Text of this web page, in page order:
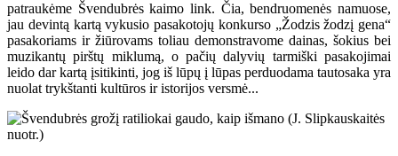
patraukėme Švendubrės kaimo link. Čia, bendruomenės namuose,
jau devintą kartą vykusio pasakotojų konkurso „Žodzis žodzį gena“
pasakoriams ir žiūrovams toliau demonstravome dainas, šokius bei
muzikantų pirštų miklumą, o pačių dalyvių tarmiški pasakojimai
leido dar kartą įsitikinti, jog iš lūpų į lūpas perduodama tautosaka yra
nuolat trykštanti kultūros ir istorijos versmė...